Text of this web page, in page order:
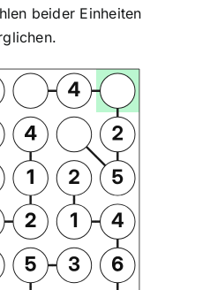
beider Einheiten